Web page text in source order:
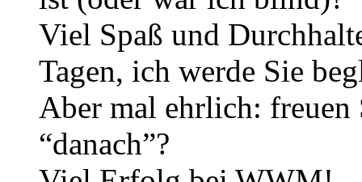
Viel Spaß und
Tagen, ich werde Sie
Aber mal ehrlich: freuen
“danach”?